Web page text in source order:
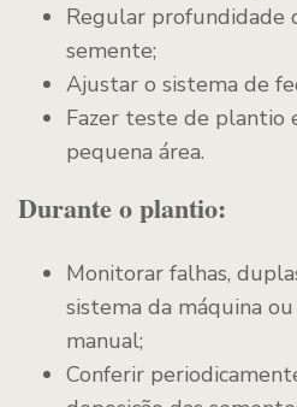
Regular profundidade
semente;
Ajustar o sistema de
Fazer teste de plantio
pequena área.
Durante o plantio:
Monitorar falhas,
sistema da máquina
manual;
Conferir